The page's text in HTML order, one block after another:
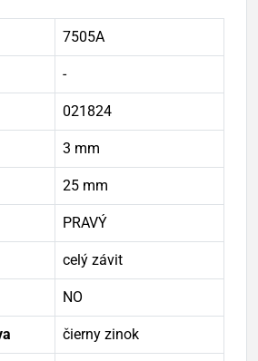
7505A
-
021824
3 mm
25 mm
PRAVÝ
celý závit
NO
čierny zinok